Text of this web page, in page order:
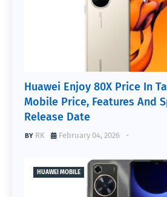
Huawei Enjoy 80X Price In
Mobile Price, Features And
Release Date
RK -
February 04, 2026
HUAWEI MOBILE